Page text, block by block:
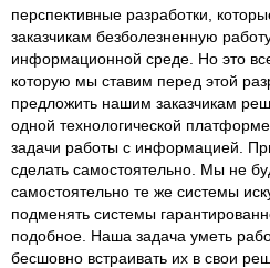
перспективные разработки,
заказчикам безболезненную
информационной среде. Но это
которую мы ставим перед этой
предложить нашим заказчикам
одной технологической
задачи работы с информацией.
сделать самостоятельно. Мы не
самостоятельно те же системы
подменять системы
подобное. Наша задача уметь
бесшовно встраивать их в свои